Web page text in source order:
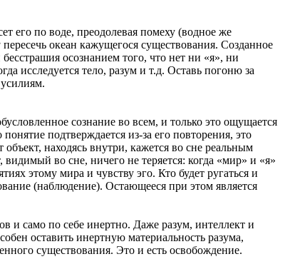
его по воде, преодолевая помеху (водное же
океан кажущегося существования. Созданное
осознанием того, что нет ни «я», ни
исследуется тело, разум и т.д. Оставь погоню за
сознание во всем, и только это ощущается
подтверждается из-за его повторения, это
объект, находясь внутри, кажется во сне реальным
во сне, ничего не теряется: когда «мир» и «я»
этому мира и чувству эго. Кто будет ругаться и
(наблюдение). Остающееся при этом является
и само по себе инертно. Даже разум, интеллект и
оставить инертную материальность разума,
существования. Это и есть освобождение.